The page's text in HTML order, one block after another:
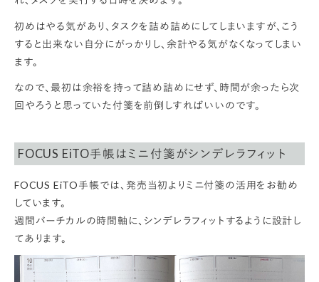
初めはやる気があり、タスクを詰め詰めにしてしまいますが、こう
すると出来ない自分にがっかりし、余計やる気がなくなってしまい
ます。
なので、最初は余裕を持って詰め詰めにせず、時間が余ったら次
回やろうと思っていた付箋を前倒しすればいいのです。
FOCUS EiTO手帳はミニ付箋がシンデレラフィット
FOCUS EiTO手帳では、発売当初よりミニ付箋の活用をお勧め
しています。
週間バーチカルの時間軸に、シンデレラフィットするように設計し
てあります。